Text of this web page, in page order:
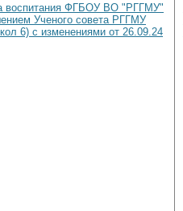
воспитания ФГБОУ ВО "РГГМУ"
Ученого совета РГГМУ
6) с изменениями от 26.09.24